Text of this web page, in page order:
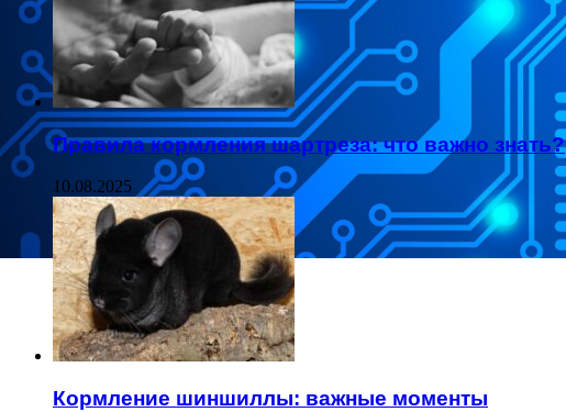
Правила кормления шартреза: что важно знать?
10.08.2025
Кормление шиншиллы: важные моменты